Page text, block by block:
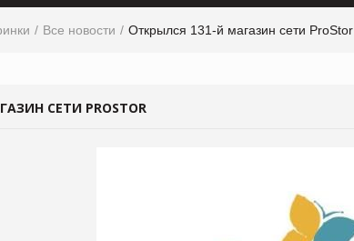
Все новости Открылся 131-й магазин сети ProStor
СЕТИ PROSTOR